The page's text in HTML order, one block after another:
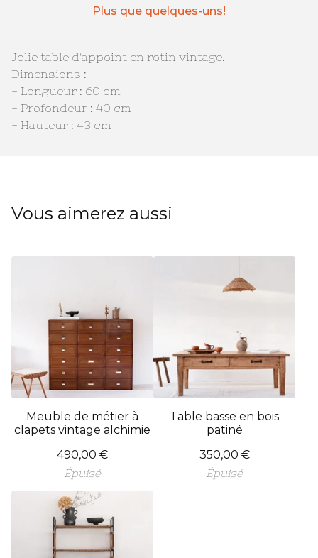
Plus que quelques-uns!
Jolie table d'appoint en rotin vintage.
Dimensions :
- Longueur : 60 cm
- Profondeur : 40 cm
- Hauteur : 43 cm
Vous aimerez aussi
Meuble de métier à
clapets vintage alchimie
490,00 €
Épuisé
Table basse en bois
patiné
350,00 €
Épuisé